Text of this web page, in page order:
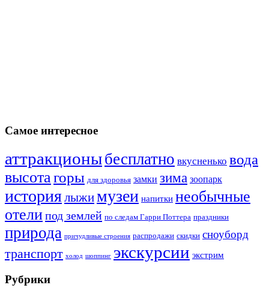
Самое интересное
аттракционыбесплатно вкусненько вода
высота горы для здоровья замки зима зоопарк
историялыжимузеи напитки необычные
отелипод землей по следам Гарри Поттера праздники
природа причудливые строения распродажи скидки сноуборд
транспорт холод шоппинг экскурсии экстрим
Рубрики